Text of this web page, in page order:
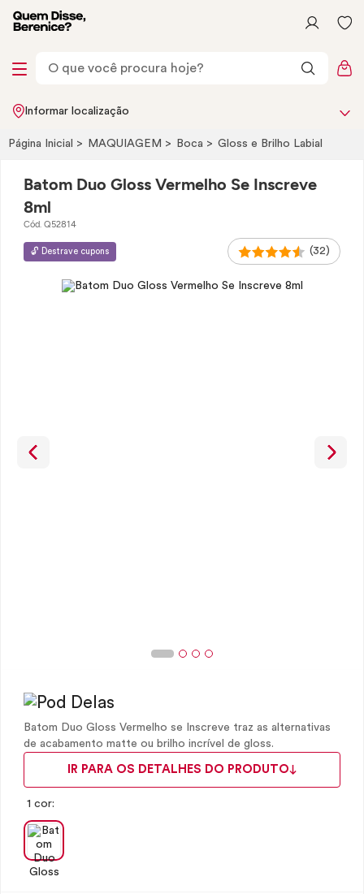
Informar localização
Página Inicial MAQUIAGEM Boca Gloss e Brilho Labial
Batom Duo Gloss Vermelho Se Inscreve
8ml
Cód. Q52814
🔓 Destrave cupons (32)
Batom Duo Gloss Vermelho se Inscreve traz as alternativas
de acabamento matte ou brilho incrível de gloss.
IR PARA OS DETALHES DO PRODUTO
1 cor: